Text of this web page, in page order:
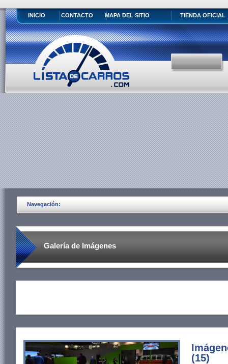
INICIO CONTACTO MAPA DEL SITIO TIENDA OFICIAL
Navegación:
Galería de Imágenes
(15)